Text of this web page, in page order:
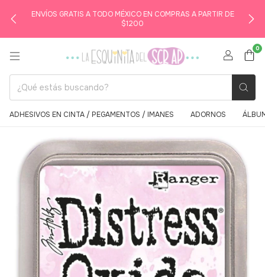
ENVÍOS GRATIS A TODO MÉXICO EN COMPRAS A PARTIR DE
$1200
0
ADHESIVOS EN CINTA / PEGAMENTOS / IMANES ADORNOS